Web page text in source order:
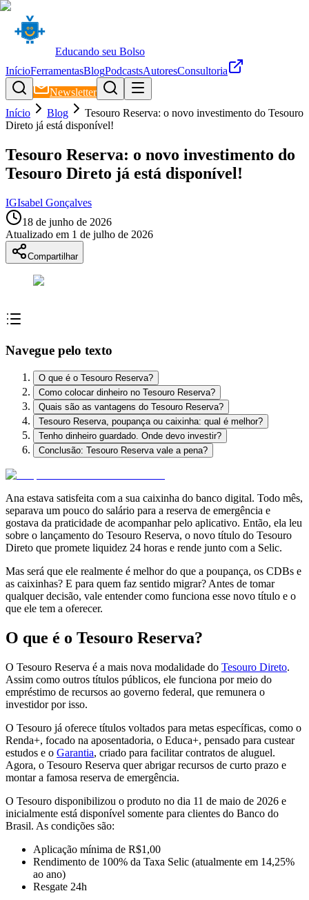
Educando seu Bolso
InícioFerramentasBlogPodcastsAutoresConsultoria
Newsletter
Início
Blog
Tesouro Reserva: o novo investimento do Tesouro
Direto já está disponível!
Tesouro Reserva: o novo investimento do
Tesouro Direto já está disponível!
IGIsabel Gonçalves
18 de junho de 2026
Atualizado em 1 de julho de 2026
Compartilhar
Navegue pelo texto
O que é o Tesouro Reserva?
Como colocar dinheiro no Tesouro Reserva?
Quais são as vantagens do Tesouro Reserva?
Tesouro Reserva, poupança ou caixinha: qual é melhor?
Tenho dinheiro guardado. Onde devo investir?
Conclusão: Tesouro Reserva vale a pena?
Ana estava satisfeita com a sua caixinha do banco digital. Todo mês,
separava um pouco do salário para a reserva de emergência e
gostava da praticidade de acompanhar pelo aplicativo. Então, ela leu
sobre o lançamento do Tesouro Reserva, o novo título do Tesouro
Direto que promete liquidez 24 horas e rende junto com a Selic.
Mas será que ele realmente é melhor do que a poupança, os CDBs e
as caixinhas? E para quem faz sentido migrar? Antes de tomar
qualquer decisão, vale entender como funciona esse novo título e o
que ele tem a oferecer.
O que é o Tesouro Reserva?
O Tesouro Reserva é a mais nova modalidade do Tesouro Direto.
Assim como outros títulos públicos, ele funciona por meio do
empréstimo de recursos ao governo federal, que remunera o
investidor por isso.
O Tesouro já oferece títulos voltados para metas específicas, como o
Renda+, focado na aposentadoria, o Educa+, pensado para custear
estudos e o Garantia, criado para facilitar contratos de aluguel.
Agora, o Tesouro Reserva quer abrigar recursos de curto prazo e
montar a famosa reserva de emergência.
O Tesouro disponibilizou o produto no dia 11 de maio de 2026 e
inicialmente está disponível somente para clientes do Banco do
Brasil. As condições são:
Aplicação mínima de R$1,00
Rendimento de 100% da Taxa Selic (atualmente em 14,25%
ao ano)
Resgate 24h